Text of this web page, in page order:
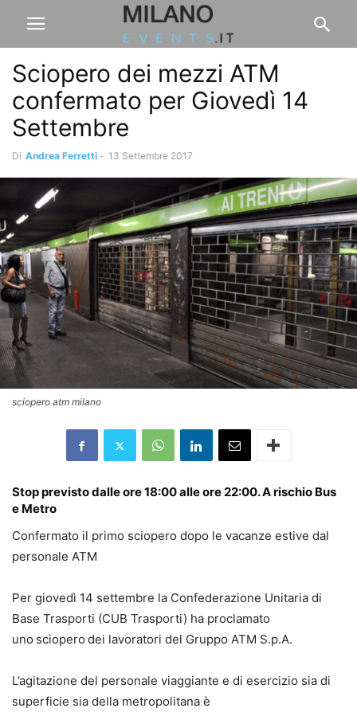
Sciopero dei mezzi ATM
confermato per Giovedì 14
Settembre
Di Andrea Ferretti - 13 Settembre 2017
sciopero atm milano
Stop previsto dalle ore 18:00 alle ore 22:00. A rischio Bus
e Metro
Confermato il primo sciopero dopo le vacanze estive dal
personale ATM
Per giovedì 14 settembre la Confederazione Unitaria di
Base Trasporti (CUB Trasporti) ha proclamato
uno sciopero dei lavoratori del Gruppo ATM S.p.A.
L’agitazione del personale viaggiante e di esercizio sia di
superficie sia della metropolitana è